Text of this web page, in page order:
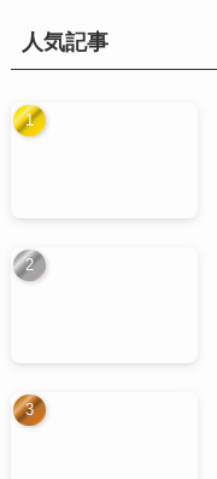
人気記事